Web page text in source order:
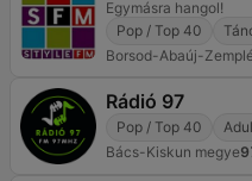
Egymásra hangol!
Pop / Top 40
Borsod-Abaúj-
Rádió 97
Pop / Top 40
Bács-Kiskun megye